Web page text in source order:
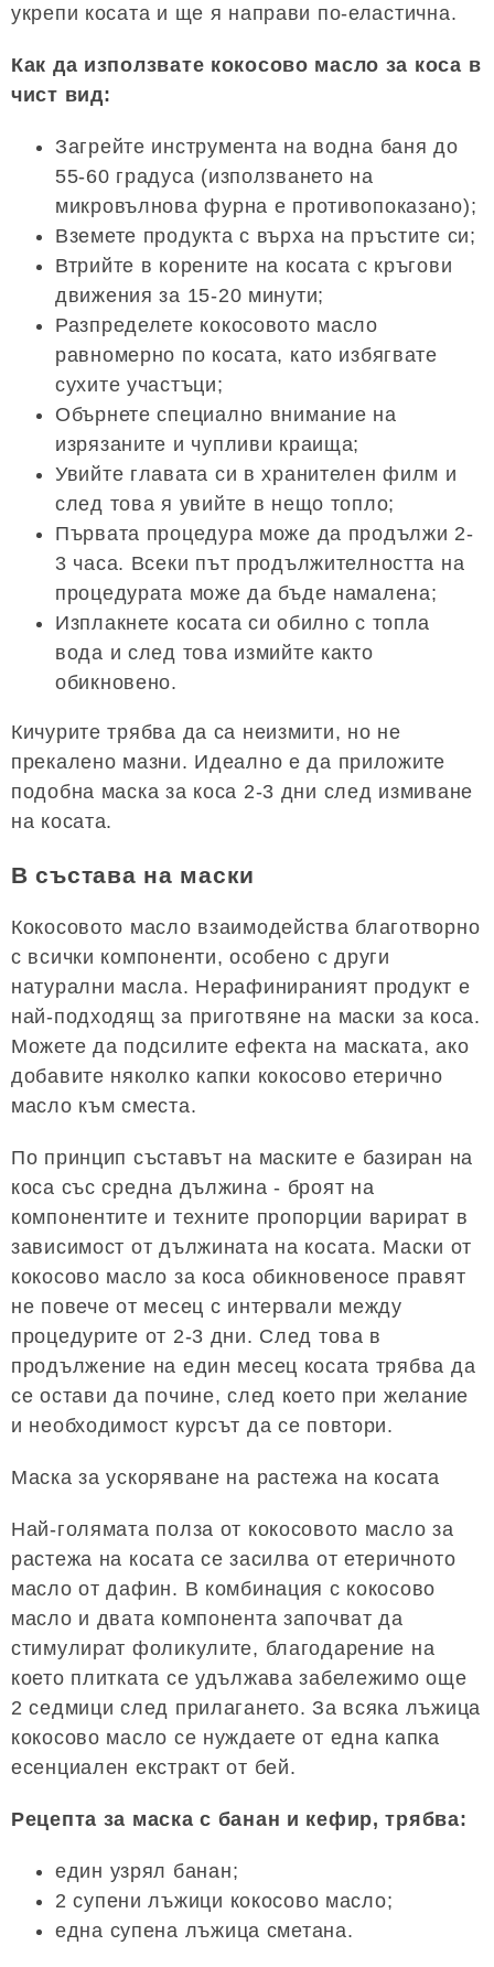
укрепи косата и ще я направи по-еластична.
Как да използвате кокосово масло за коса в
чист вид:
Загрейте инструмента на водна баня до
55-60 градуса (използването на
микровълнова фурна е противопоказано);
Вземете продукта с върха на пръстите си;
Втрийте в корените на косата с кръгови
движения за 15-20 минути;
Разпределете кокосовото масло
равномерно по косата, като избягвате
сухите участъци;
Обърнете специално внимание на
изрязаните и чупливи краища;
Увийте главата си в хранителен филм и
след това я увийте в нещо топло;
Първата процедура може да продължи 2-
3 часа. Всеки път продължителността на
процедурата може да бъде намалена;
Изплакнете косата си обилно с топла
вода и след това измийте както
обикновено.
Кичурите трябва да са неизмити, но не
прекалено мазни. Идеално е да приложите
подобна маска за коса 2-3 дни след измиване
на косата.
В състава на маски
Кокосовото масло взаимодейства благотворно
с всички компоненти, особено с други
натурални масла. Нерафинираният продукт е
най-подходящ за приготвяне на маски за коса.
Можете да подсилите ефекта на маската, ако
добавите няколко капки кокосово етерично
масло към сместа.
По принцип съставът на маските е базиран на
коса със средна дължина - броят на
компонентите и техните пропорции варират в
зависимост от дължината на косата. Маски от
кокосово масло за коса обикновеносе правят
не повече от месец с интервали между
процедурите от 2-3 дни. След това в
продължение на един месец косата трябва да
се остави да почине, след което при желание
и необходимост курсът да се повтори.
Маска за ускоряване на растежа на косата
Най-голямата полза от кокосовото масло за
растежа на косата се засилва от етеричното
масло от дафин. В комбинация с кокосово
масло и двата компонента започват да
стимулират фоликулите, благодарение на
което плитката се удължава забележимо още
2 седмици след прилагането. За всяка лъжица
кокосово масло се нуждаете от една капка
есенциален екстракт от бей.
Рецепта за маска с банан и кефир, трябва:
един узрял банан;
2 супени лъжици кокосово масло;
една супена лъжица сметана.